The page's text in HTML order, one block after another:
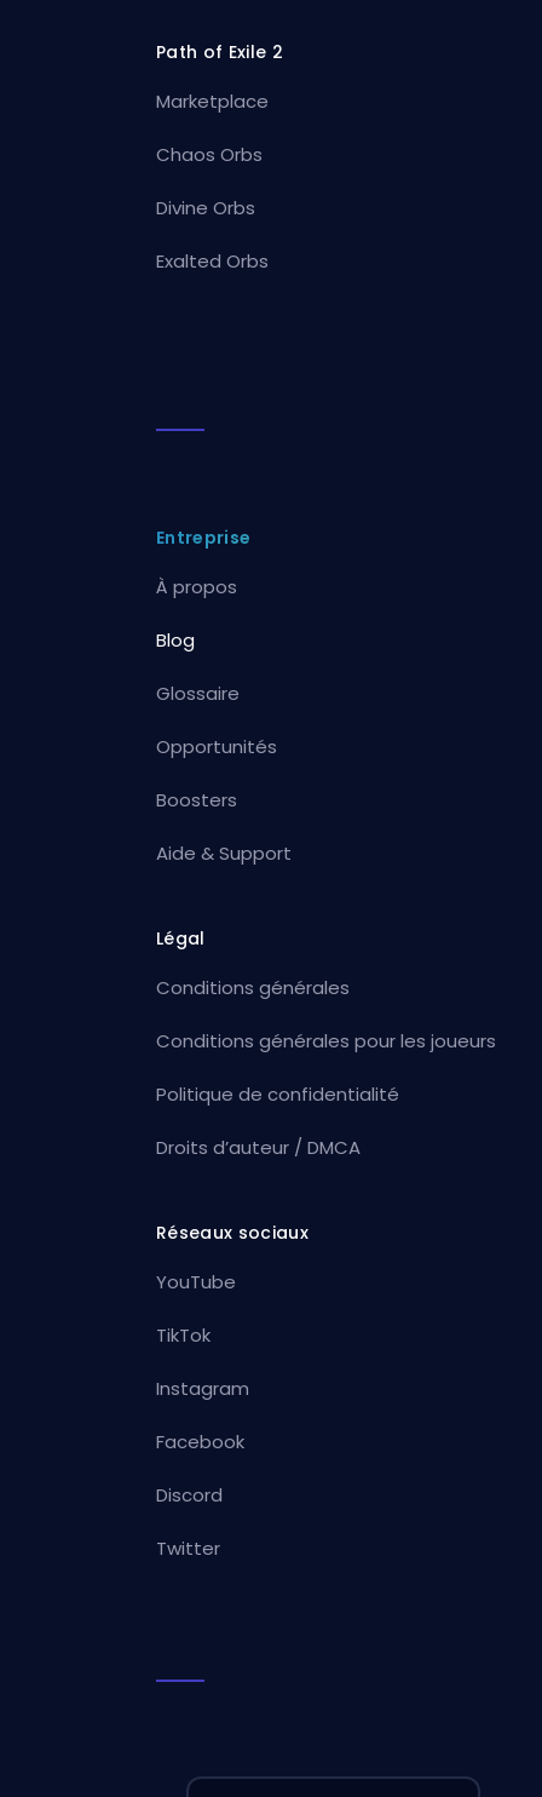
Path of Exile 2
Marketplace
Chaos Orbs
Divine Orbs
Exalted Orbs
Entreprise
À propos
Blog
Glossaire
Opportunités
Boosters
Aide & Support
Légal
Conditions générales
Conditions générales pour les joueurs
Politique de confidentialité
Droits d’auteur / DMCA
Réseaux sociaux
YouTube
TikTok
Instagram
Facebook
Discord
Twitter